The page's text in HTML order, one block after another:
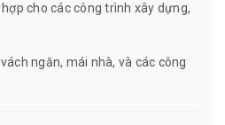
cho các công trình xây dựng,
ngăn, mái nhà, và các công